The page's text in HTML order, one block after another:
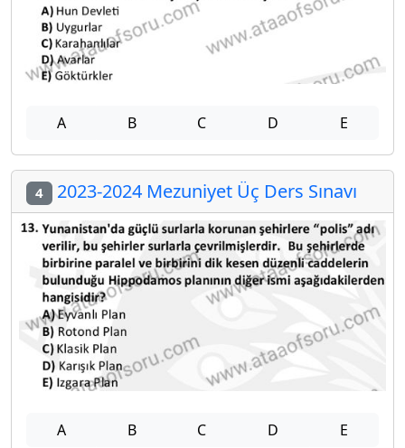
A B C D E
4 2023-2024 Mezuniyet Üç Ders Sınavı
A B C D E